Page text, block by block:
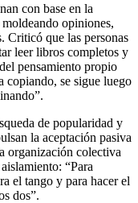
con base en la
opiniones,
Criticó que las personas
leer libros completos y
pensamiento propio
copiando, se sigue luego
de popularidad y
la aceptación pasiva
organización colectiva
“Para
el tango y para hacer el
dos”.